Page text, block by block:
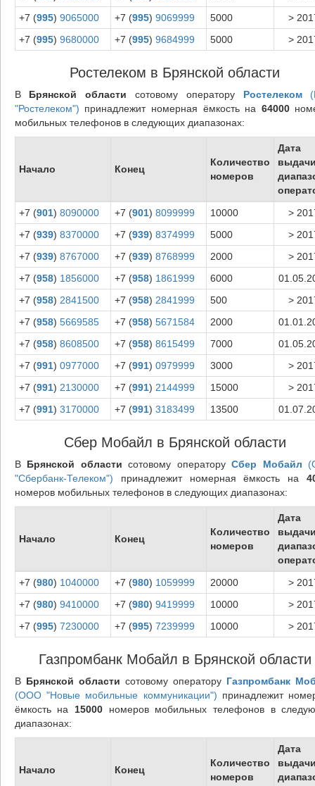
+7 (995) 9065000 +7 (995) 9069999 5000
>
+7 (995) 9680000 +7 (995) 9684999 5000 >
Ростелеком в Брянской области
В Брянской области сотовому оператору Ростелеком
"Ростелеком") принадлежит номерная ёмкость на 64000
мобильных телефонов в следующих диапазонах:
Начало Конец
Количество
номеров
Дата
+7 (901) 8090000 +7 (901) 8099999 10000
>
+7 (939) 8370000 +7 (939) 8374999 5000
>
+7 (939) 8767000 +7 (939) 8768999 2000
>
+7 (958) 1856000 +7 (958) 1861999 6000
+7 (958) 2841500 +7 (958) 2841999 500
>
+7 (958) 5669585 +7 (958) 5671584 2000
+7 (958) 8608500 +7 (958) 8615499 7000
+7 (991) 0977000 +7 (991) 0979999 3000
>
+7 (991) 2130000 +7 (991) 2144999 15000
>
+7 (991) 3170000 +7 (991) 3183499 13500
Сбер Мобайл в Брянской области
В Брянской области сотовому операторуСбер Мобайл
"Сбербанк-Телеком") принадлежит номерная ёмкость на
номеров мобильных телефонов в следующих диапазонах:
Начало Конец
Количество
номеров
Дата
+7 (980) 1040000 +7 (980) 1059999 20000
>
+7 (980) 9410000 +7 (980) 9419999 10000
>
+7 (995) 7230000 +7 (995) 7239999 10000 >
Газпромбанк Мобайл в Брянской области
В Брянской области сотовому оператору Газпромбанк
(ООО "Новые мобильные коммуникации") принадлежит
ёмкость на 15000номеров мобильных телефонов в
диапазонах:
Начало Конец
Количество
номеров
Дата